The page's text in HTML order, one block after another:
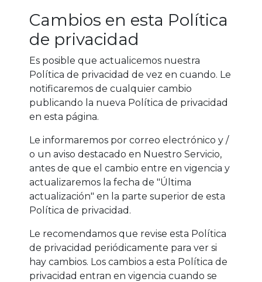
Cambios en esta Política
de privacidad
Es posible que actualicemos nuestra
Política de privacidad de vez en cuando. Le
notificaremos de cualquier cambio
publicando la nueva Política de privacidad
en esta página.
Le informaremos por correo electrónico y /
o un aviso destacado en Nuestro Servicio,
antes de que el cambio entre en vigencia y
actualizaremos la fecha de "Última
actualización" en la parte superior de esta
Política de privacidad.
Le recomendamos que revise esta Política
de privacidad periódicamente para ver si
hay cambios. Los cambios a esta Política de
privacidad entran en vigencia cuando se